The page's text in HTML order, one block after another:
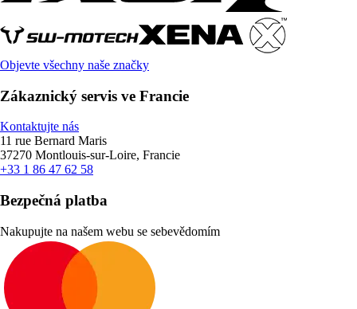
Objevte všechny naše značky
Zákaznický servis ve Francie
Kontaktujte nás
11 rue Bernard Maris
37270 Montlouis-sur-Loire, Francie
+33 1 86 47 62 58
Bezpečná platba
Nakupujte na našem webu se sebevědomím